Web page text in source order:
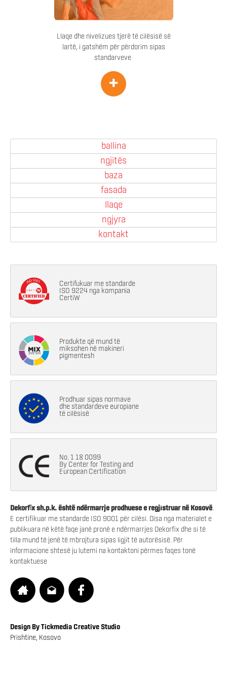
Llaqe dhe nivelizues tjerë të cilësisë së
lartë, i gatshëm për përdorim sipas
standarveve
+
ballina
ngjitës
baza
fasada
llaqe
ngjyra
kontakt
Certifukuar me standarde
ISO 9224 nga kompania
CertiW
Produkte që mund të
miksohen në makineri
pigmentesh
Prodhuar sipas normave
dhe standardeve europiane
të cilësisë
No. 1 18 0099
By Center for Testing and
European Certification
Dekorfix sh.p.k. është ndërmarrje prodhuese e regjistruar në Kosovë.
E certifikuar me standarde ISO 9001 për cilësi. Disa nga materialet e
publikuara në këtë faqe janë pronë e ndërmarrjes Dekorfix dhe si të
tilla mund të jenë të mbrojtura sipas ligjit të autorësisë. Për
informacione shtesë ju lutemi na kontaktoni përmes faqes tonë
kontaktuese
Design By Tickmedia Creative Studio
Prishtine, Kosovo